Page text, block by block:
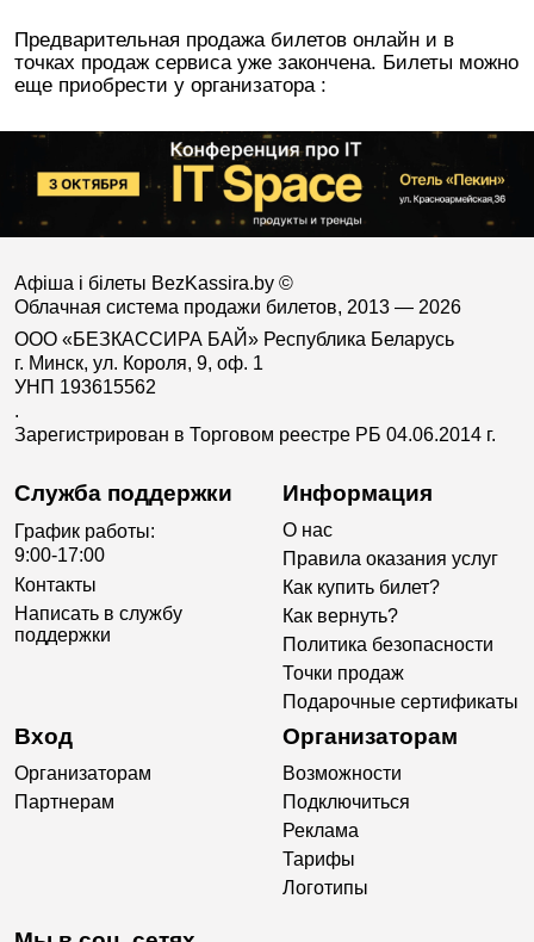
Предварительная продажа билетов онлайн и в
точках продаж сервиса уже закончена. Билеты можно
еще приобрести у организатора :
Афіша і білеты BezKassira.by ©
Облачная система продажи билетов, 2013 — 2026
ООО «БЕЗКАССИРА БАЙ» Республика Беларусь
г. Минск, ул. Короля, 9, оф. 1
УНП 193615562
.
Зарегистрирован в Торговом реестре РБ 04.06.2014 г.
Служба поддержки
График работы:
9:00-17:00
Контакты
Написать в службу
поддержки
Информация
О нас
Правила оказания услуг
Как купить билет?
Как вернуть?
Политика безопасности
Точки продаж
Подарочные сертификаты
Вход
Организаторам
Партнерам
Организаторам
Возможности
Подключиться
Реклама
Тарифы
Логотипы